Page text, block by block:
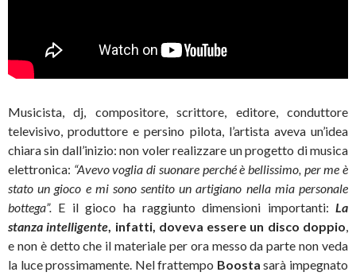
Musicista, dj, compositore, scrittore, editore, conduttore
televisivo, produttore e persino pilota, l’artista aveva un’idea
chiara sin dall’inizio: non voler realizzare un progetto di musica
elettronica: “Avevo voglia di suonare perché è bellissimo, per me è
stato un gioco e mi sono sentito un artigiano nella mia personale
bottega”. E il gioco ha raggiunto dimensioni importanti: La
stanza intelligente , infatti, doveva essere un disco doppio
e non è detto che il materiale per ora messo da parte non veda
la luce prossimamente. Nel frattempo Boostasarà impegnato